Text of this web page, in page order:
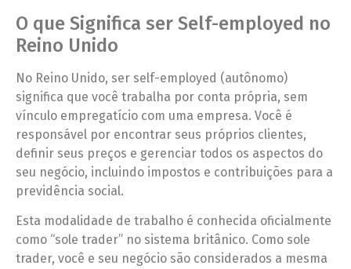
O que Significa ser Self-employed no
Reino Unido
No Reino Unido, ser self-employed (autônomo)
significa que você trabalha por conta própria, sem
vínculo empregatício com uma empresa. Você é
responsável por encontrar seus próprios clientes,
definir seus preços e gerenciar todos os aspectos do
seu negócio, incluindo impostos e contribuições para a
previdência social.
Esta modalidade de trabalho é conhecida oficialmente
como “sole trader” no sistema britânico. Como sole
trader, você e seu negócio são considerados a mesma